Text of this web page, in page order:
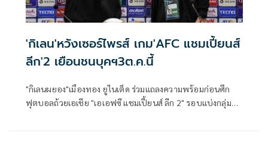
'กิเลน'หวังเซอร์ไพรส์ เกม'AFC แชมเปี้ยนส์
ลีก'2 เยือนชนบุคฯ3ต.ค.นี้
"กิเลนผยอง"เมืองทอง ยูไนเต็ด ร่วมแถลงความพร้อมก่อนศึก
ฟุตบอลถ้วยเอเชีย "เอเอฟซี แชมเปี้ยนส์ ลีก 2" รอบแบ่งกลุ่ม